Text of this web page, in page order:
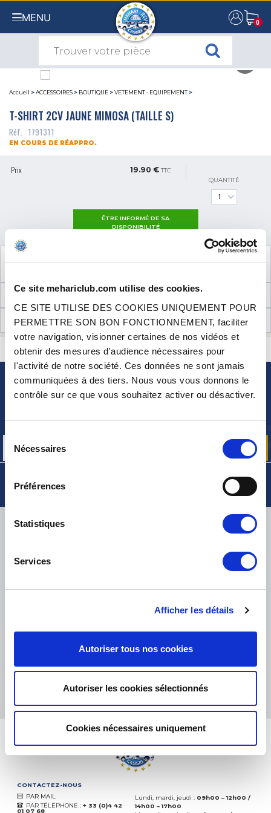
Ce site mehariclub.com utilise des cookies.
CE SITE UTILISE DES COOKIES UNIQUEMENT POUR
PERMETTRE SON BON FONCTIONNEMENT, faciliter
votre navigation, visionner certaines de nos vidéos et
obtenir des mesures d'audience nécessaires pour
l'activité de notre société. Ces données ne sont jamais
communiquées à des tiers. Nous vous vous donnons le
contrôle sur ce que vous souhaitez activer ou désactiver.
Sélection
consentement
Nécessaires
Préférences
Statistiques
Services
Afficher les détails
Autoriser tous nos cookies
Autoriser les cookies sélectionnés
Cookies nécessaires uniquement
MENU 0
0
Accueil >ACCESSOIRES > BOUTIQUE >VETEMENT - EQUIPEMENT >
T-SHIRT 2CV JAUNE MIMOSA (TAILLE S)
Réf. : 1791311
EN COURS DE RÉAPPRO.
Prix 19.90 € TTC
QUANTITÉ
ÊTRE INFORMÉ DE SA
DISPONIBILITÉ
INFORMATIONS TECHNIQUES
AVIS CLIENTS (0)
UNE QUESTION ? BESOIN D 'AIDE ? CONTACTEZ-NOUS
NEWSLETTER
nos offres promos et actualités produits
PETITS COLIS :COLISSIMO, TNT RELAIS, DPD-GROS COLIS :TNT, GÉODIS, FRANCE EXPRESS, DPD
COMPANY
Excellent:4.5/5
(depuis 2018)
CONTACTEZ-NOUS
PAR MAIL
PAR TÉLÉPHONE : + 33 (0)4 42
01 07 68
Lundi, mardi, jeudi : 09h00 – 12h00 /
14h00 – 17h00